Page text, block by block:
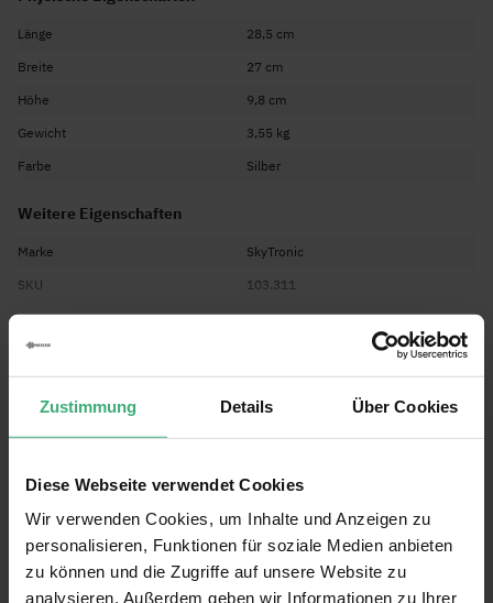
Zustimmung Details Über Cookies
Diese Webseite verwendet Cookies
Wir verwenden Cookies, um Inhalte und Anzeigen zu
personalisieren, Funktionen für soziale Medien anbieten
zu können und die Zugriffe auf unsere Website zu
analysieren. Außerdem geben wir Informationen zu Ihrer
Länge
28,5 cm
Breite
27 cm
Höhe
9,8 cm
Gewicht
3,55 kg
Farbe
Silber
Weitere Eigenschaften
Marke
SkyTronic
SKU
103.311
EAN Code
8715693195408
Garantie
Französisch, Spanisch
Bedienungsanleitung - Skytronic Stereo-Verstärker 400 W
mit 4 Eingängen(502.37 kB)
Bewertungen
Bewertung:
9/10
(46)